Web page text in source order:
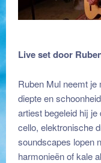
Live set door
Ruben Mul neemt
diepte en
artiest begeleid hij
cello, elektronische
soundscapes lopen
harmonieën of kale